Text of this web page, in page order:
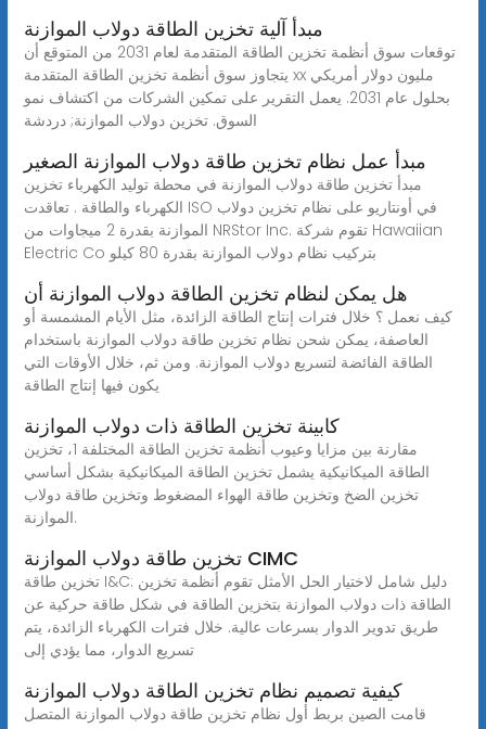
مبدأ آلية تخزين الطاقة دولاب الموازنة
توقعات سوق أنظمة تخزين الطاقة المتقدمة لعام 2031 من المتوقع أن
يتجاوز سوق أنظمة تخزين الطاقة المتقدمة xx مليون دولار أمريكي
بحلول عام 2031. يعمل التقرير على تمكين الشركات من اكتشاف نمو
السوق. تخزين دولاب الموازنة; دردشة
مبدأ عمل نظام تخزين طاقة دولاب الموازنة الصغير
مبدأ تخزين طاقة دولاب الموازنة في محطة توليد الكهرباء تخزين
الكهرباء والطاقة . تعاقدت ISO في أونتاريو على نظام تخزين دولاب
الموازنة بقدرة 2 ميجاوات من NRStor Inc. تقوم شركة Hawaiian
Electric Co بتركيب نظام دولاب الموازنة بقدرة 80 كيلو
هل يمكن لنظام تخزين الطاقة دولاب الموازنة أن
كيف نعمل ؟ خلال فترات إنتاج الطاقة الزائدة، مثل الأيام المشمسة أو
العاصفة، يمكن شحن نظام تخزين طاقة دولاب الموازنة باستخدام
الطاقة الفائضة لتسريع دولاب الموازنة. ومن ثم، خلال الأوقات التي
يكون فيها إنتاج الطاقة
كابينة تخزين الطاقة ذات دولاب الموازنة
مقارنة بين مزايا وعيوب أنظمة تخزين الطاقة المختلفة 1، تخزين
الطاقة الميكانيكية يشمل تخزين الطاقة الميكانيكية بشكل أساسي
تخزين الضخ وتخزين طاقة الهواء المضغوط وتخزين طاقة دولاب
الموازنة.
تخزين طاقة دولاب الموازنة CIMC
تخزين طاقة I&C: دليل شامل لاختيار الحل الأمثل تقوم أنظمة تخزين
الطاقة ذات دولاب الموازنة بتخزين الطاقة في شكل طاقة حركية عن
طريق تدوير الدوار بسرعات عالية. خلال فترات الكهرباء الزائدة، يتم
تسريع الدوار، مما يؤدي إلى
كيفية تصميم نظام تخزين الطاقة دولاب الموازنة
قامت الصين بربط أول نظام تخزين طاقة دولاب الموازنة المتصل